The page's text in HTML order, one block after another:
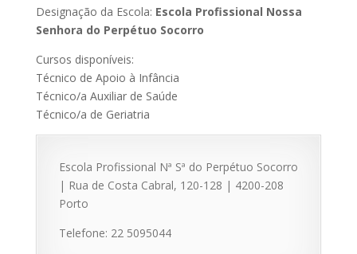
Designação da Escola: Escola Profissional Nossa
Senhora do Perpétuo Socorro
Cursos disponíveis:
Técnico de Apoio à Infância
Técnico/a Auxiliar de Saúde
Técnico/a de Geriatria
Escola Profissional Nª Sª do Perpétuo Socorro
| Rua de Costa Cabral, 120-128 | 4200-208
Porto
Telefone: 22 5095044